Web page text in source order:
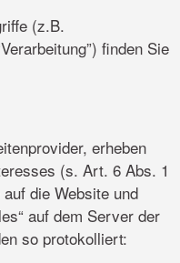
(z.B.
finden Sie
erheben
(s. Art. 6 Abs. 1
die Website und
auf dem Server der
so protokolliert: